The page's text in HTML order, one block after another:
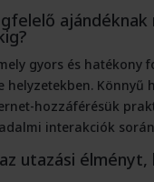
gyors és hatékony
hozzáférésük
interakciók
utazási